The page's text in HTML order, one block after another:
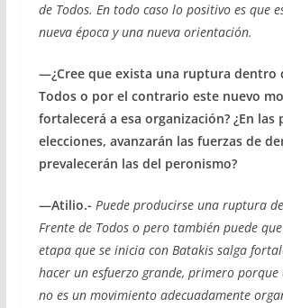
de Todos. En todo caso lo positivo es que
nueva época y una nueva orientación.
—¿Cree que exista una ruptura dentro
Todos o por el contrario este nuevo
fortalecerá a esa organización? ¿En las
elecciones, avanzarán las fuerzas de
prevalecerán las del peronismo?
—Atilio.- Puede producirse una ruptura
Frente de Todos o pero también puede
etapa que se inicia con Batakis salga
hacer un esfuerzo grande, primero porque
no es un movimiento adecuadamente